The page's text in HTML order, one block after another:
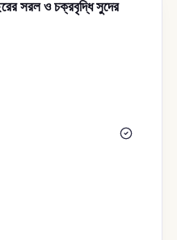
সরল ও চক্রবৃদ্ধি সুদের